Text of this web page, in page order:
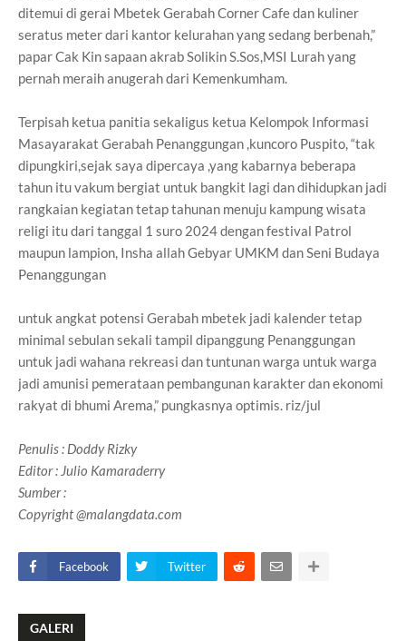
ditemui di gerai Mbetek Gerabah Corner Cafe dan kuliner
seratus meter dari kantor kelurahan yang sedang berbenah,”
papar Cak Kin sapaan akrab Solikin S.Sos,MSI Lurah yang
pernah meraih anugerah dari Kemenkumham.
Terpisah ketua panitia sekaligus ketua Kelompok Informasi
Masayarakat Gerabah Penanggungan ,kuncoro Puspito, “tak
dipungkiri,sejak saya dipercaya ,yang kabarnya beberapa
tahun itu vakum bergiat untuk bangkit lagi dan dihidupkan jadi
rangkaian kegiatan tetap tahunan menuju kampung wisata
religi itu dari tanggal 1 suro 2024 dengan festival Patrol
maupun lampion, Insha allah Gebyar UMKM dan Seni Budaya
Penanggungan
untuk angkat potensi Gerabah mbetek jadi kalender tetap
minimal sebulan sekali tampil dipanggung Penanggungan
untuk jadi wahana rekreasi dan tuntunan warga untuk warga
jadi amunisi pemerataan pembangunan karakter dan ekonomi
rakyat di bhumi Arema,” pungkasnya optimis. riz/jul
Penulis: Doddy Rizky
Editor : Julio Kamaraderry
Sumber :
Copyright @malangdata.com
Facebook Twitter
GALERI